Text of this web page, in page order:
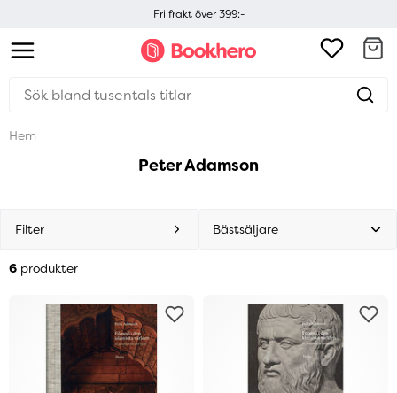
Fri frakt över 399:-
Hem
Peter Adamson
Filter
6 produkter